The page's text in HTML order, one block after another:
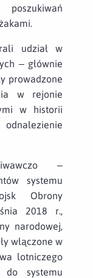
udział w
– głównie
prowadzone
w rejonie
w historii
–
systemu
Obrony
2018 r.,
narodowej,
włączone w
lotniczego
do systemu